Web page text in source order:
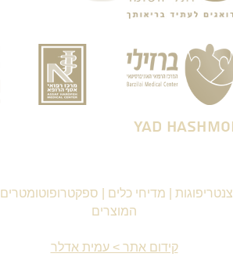
צנטריפוגות מדיחי כלים ספקטרופוטומטרים
המוצרים
קידום אתר > עמית אדלר